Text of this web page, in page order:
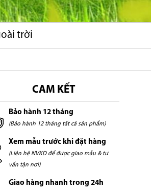
trời
CAM KẾT
Bảo hành 12 tháng
(Bảo hành 12 tháng tất cả sản phẩm)
Xem mẫu trước khi đặt hàng
(Liên hệ NVKD để được giao mẫu & tư
vấn tận nơi)
Giao hàng nhanh trong 24h